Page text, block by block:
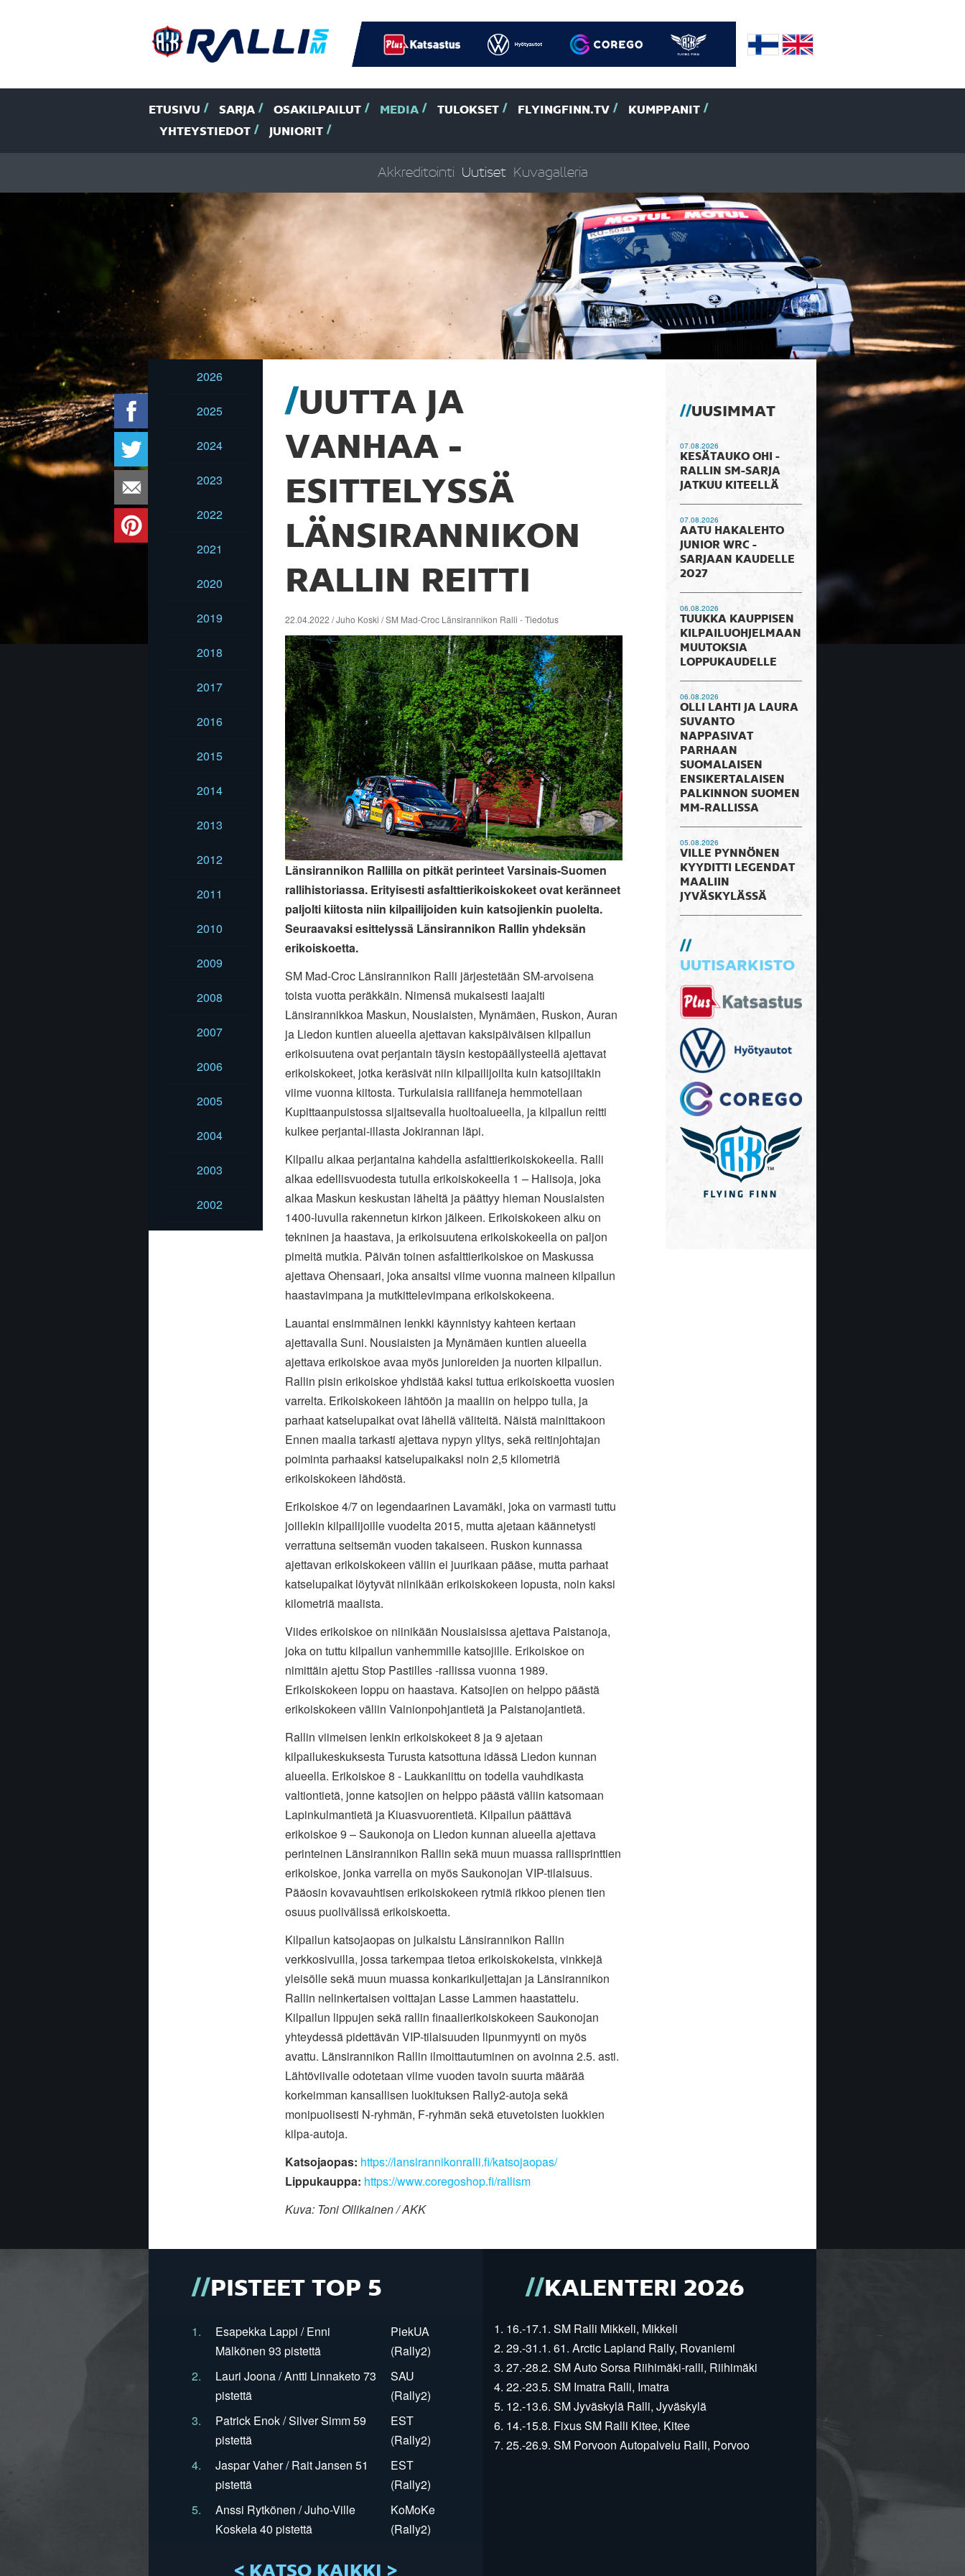
ETUSIVU SARJA OSAKILPAILUT MEDIA TULOKSET FLYINGFINN.TV
KUMPPANIT
YHTEYSTIEDOT
JUNIORIT
Akkreditointi Uutiset Kuvagalleria
2026
2025
2024
2023
2022
2021
2020
2019
2018
2017
2016
2015
2014
2013
2012
2011
2010
2009
2008
2007
2006
2005
2004
2003
2002
UUTTA JA
VANHAA -
ESITTELYSSÄ
LÄNSIRANNIKON
RALLIN REITTI
22.04.2022 / Juho Koski / SM Mad-Croc Länsirannikon Ralli - Tiedotus
Länsirannikon Rallilla on pitkät perinteet Varsinais-Suomen
rallihistoriassa. Erityisesti asfalttierikoiskokeet ovat keränneet
paljolti kiitosta niin kilpailijoiden kuin katsojienkin puolelta.
Seuraavaksi esittelyssä Länsirannikon Rallin yhdeksän
erikoiskoetta.
SM Mad-Croc Länsirannikon Ralli järjestetään SM-arvoisena
toista vuotta peräkkäin. Nimensä mukaisesti laajalti
Länsirannikkoa Maskun, Nousiaisten, Mynämäen, Ruskon, Auran
ja Liedon kuntien alueella ajettavan kaksipäiväisen kilpailun
erikoisuutena ovat perjantain täysin kestopäällysteellä ajettavat
erikoiskokeet, jotka keräsivät niin kilpailijoilta kuin katsojiltakin
viime vuonna kiitosta. Turkulaisia rallifaneja hemmotellaan
Kupittaanpuistossa sijaitsevalla huoltoalueella, ja kilpailun reitti
kulkee perjantai-illasta Jokirannan läpi.
Kilpailu alkaa perjantaina kahdella asfalttierikoiskokeella. Ralli
alkaa edellisvuodesta tutulla erikoiskokeella 1 – Halisoja, joka
alkaa Maskun keskustan läheltä ja päättyy hieman Nousiaisten
1400-luvulla rakennetun kirkon jälkeen. Erikoiskokeen alku on
tekninen ja haastava, ja erikoisuutena erikoiskokeella on paljon
pimeitä mutkia. Päivän toinen asfalttierikoiskoe on Maskussa
ajettava Ohensaari, joka ansaitsi viime vuonna maineen kilpailun
haastavimpana ja mutkittelevimpana erikoiskokeena.
Lauantai ensimmäinen lenkki käynnistyy kahteen kertaan
ajettavalla Suni. Nousiaisten ja Mynämäen kuntien alueella
ajettava erikoiskoe avaa myös junioreiden ja nuorten kilpailun.
Rallin pisin erikoiskoe yhdistää kaksi tuttua erikoiskoetta vuosien
varrelta. Erikoiskokeen lähtöön ja maaliin on helppo tulla, ja
parhaat katselupaikat ovat lähellä väliteitä. Näistä mainittakoon
Ennen maalia tarkasti ajettava nypyn ylitys, sekä reitinjohtajan
poiminta parhaaksi katselupaikaksi noin 2,5 kilometriä
erikoiskokeen lähdöstä.
Erikoiskoe 4/7 on legendaarinen Lavamäki, joka on varmasti tuttu
joillekin kilpailijoille vuodelta 2015, mutta ajetaan käännetysti
verrattuna seitsemän vuoden takaiseen. Ruskon kunnassa
ajettavan erikoiskokeen väliin ei juurikaan pääse, mutta parhaat
katselupaikat löytyvät niinikään erikoiskokeen lopusta, noin kaksi
kilometriä maalista.
Viides erikoiskoe on niinikään Nousiaisissa ajettava Paistanoja,
joka on tuttu kilpailun vanhemmille katsojille. Erikoiskoe on
nimittäin ajettu Stop Pastilles -rallissa vuonna 1989.
Erikoiskokeen loppu on haastava. Katsojien on helppo päästä
erikoiskokeen väliin Vainionpohjantietä ja Paistanojantietä.
Rallin viimeisen lenkin erikoiskokeet 8 ja 9 ajetaan
kilpailukeskuksesta Turusta katsottuna idässä Liedon kunnan
alueella. Erikoiskoe 8 - Laukkaniittu on todella vauhdikasta
valtiontietä, jonne katsojien on helppo päästä väliin katsomaan
Lapinkulmantietä ja Kiuasvuorentietä. Kilpailun päättävä
erikoiskoe 9 – Saukonoja on Liedon kunnan alueella ajettava
perinteinen Länsirannikon Rallin sekä muun muassa rallisprinttien
erikoiskoe, jonka varrella on myös Saukonojan VIP-tilaisuus.
Pääosin kovavauhtisen erikoiskokeen rytmiä rikkoo pienen tien
osuus puolivälissä erikoiskoetta.
Kilpailun katsojaopas on julkaistu Länsirannikon Rallin
verkkosivuilla, jossa tarkempaa tietoa erikoiskokeista, vinkkejä
yleisölle sekä muun muassa konkarikuljettajan ja Länsirannikon
Rallin nelinkertaisen voittajan Lasse Lammen haastattelu.
Kilpailun lippujen sekä rallin finaalierikoiskokeen Saukonojan
yhteydessä pidettävän VIP-tilaisuuden lipunmyynti on myös
avattu. Länsirannikon Rallin ilmoittautuminen on avoinna 2.5. asti.
Lähtöviivalle odotetaan viime vuoden tavoin suurta määrää
korkeimman kansallisen luokituksen Rally2-autoja sekä
monipuolisesti N-ryhmän, F-ryhmän sekä etuvetoisten luokkien
kilpa-autoja.
Katsojaopas: https://lansirannikonralli.fi/katsojaopas/
Lippukauppa: https://www.coregoshop.fi/rallism
Kuva: Toni Ollikainen / AKK
UUSIMMAT
07.08.2026
KESÄTAUKO OHI -
RALLIN SM-SARJA
JATKUU KITEELLÄ
07.08.2026
AATU HAKALEHTO
JUNIOR WRC -
SARJAAN KAUDELLE
2027
06.08.2026
TUUKKA KAUPPISEN
KILPAILUOHJELMAAN
MUUTOKSIA
LOPPUKAUDELLE
06.08.2026
OLLI LAHTI JA LAURA
SUVANTO
NAPPASIVAT
PARHAAN
SUOMALAISEN
ENSIKERTALAISEN
PALKINNON SUOMEN
MM-RALLISSA
05.08.2026
VILLE PYNNÖNEN
KYYDITTI LEGENDAT
MAALIIN
JYVÄSKYLÄSSÄ
UUTISARKISTO
PISTEET TOP 5
1.
Esapekka Lappi / Enni
Mälkönen 93 pistettä
PiekUA
(Rally2)
2.
Lauri Joona / Antti Linnaketo 73
pistettä
SAU
(Rally2)
3.
Patrick Enok / Silver Simm 59
pistettä
EST
(Rally2)
4.
Jaspar Vaher / Rait Jansen 51
pistettä
EST
(Rally2)
5.
Anssi Rytkönen / Juho-Ville
Koskela 40 pistettä
KoMoKe
(Rally2)
< KATSO KAIKKI >
KALENTERI 2026
1. 16.-17.1. SM Ralli Mikkeli, Mikkeli
2. 29.-31.1. 61. Arctic Lapland Rally, Rovaniemi
3. 27.-28.2. SM Auto Sorsa Riihimäki-ralli, Riihimäki
4. 22.-23.5. SM Imatra Ralli, Imatra
5. 12.-13.6. SM Jyväskylä Ralli, Jyväskylä
6. 14.-15.8. Fixus SM Ralli Kitee, Kitee
7. 25.-26.9. SM Porvoon Autopalvelu Ralli, Porvoo